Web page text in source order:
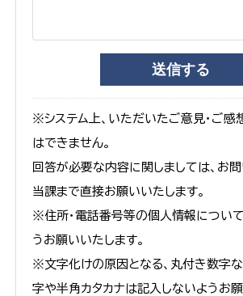
※システム上、いただいたご意見・ご感
はできません。
回答が必要な内容に関しましては、お
当課まで直接お願いいたします。
※住所・電話番号等の個人情報につい
うお願いいたします。
※文字化けの原因となる、丸付き数字
字や半角カタカナは記入しないようお願